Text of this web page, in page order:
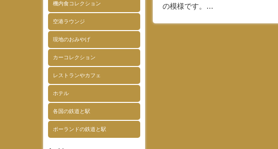
機内食コレクション
空港ラウンジ
現地のおみやげ
カーコレクション
レストランやカフェ
ホテル
各国の鉄道と駅
ポーランドの鉄道と駅
の模様です。…